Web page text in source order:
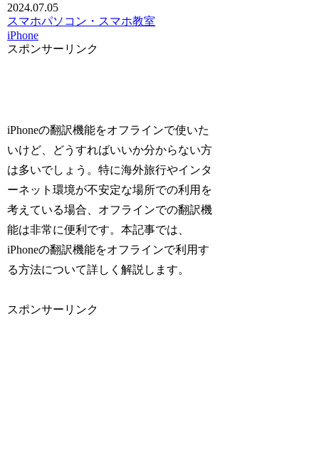
2024.07.05
スマホパソコン・スマホ教室
iPhone
スポンサーリンク
iPhoneの翻訳機能をオフラインで使いた
いけど、どうすればいいか分からない方
は多いでしょう。特に海外旅行やインタ
ーネット環境が不安定な場所での利用を
考えている場合、オフラインでの翻訳機
能は非常に便利です。本記事では、
iPhoneの翻訳機能をオフラインで利用す
る方法について詳しく解説します。
スポンサーリンク